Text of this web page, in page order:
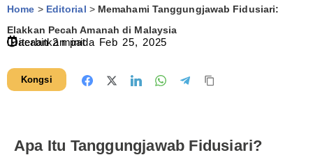
Home > Editorial > Memahami Tanggungjawab Fidusiari:
Elakkan Pecah Amanah di Malaysia
Diterbitkan pada Feb 25, 2025
Bacaan2 minit
Kongsi
Apa Itu Tanggungjawab Fidusiari?